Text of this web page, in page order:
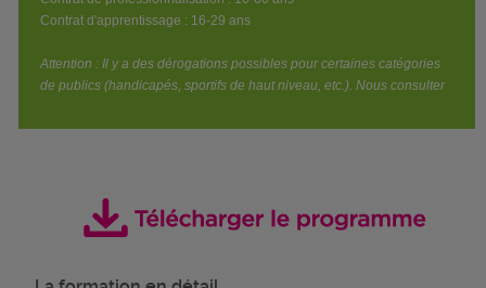
Contrat d'apprentissage : 16-29 ans
Attention : Il y a des dérogations possibles pour certaines catégories
de publics (handicapés, sportifs de haut niveau, etc.). Nous consulter